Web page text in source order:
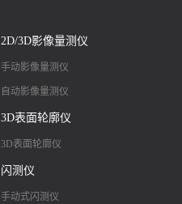
2D/3D影像量测仪
手动影像量测仪
自动影像量测仪
3D表面轮廓仪
3D表面轮廓仪
闪测仪
手动式闪测仪